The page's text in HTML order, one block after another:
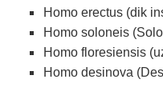
Homo erectus (dik
Homo soloneis
Homo floresiensis
Homo desinova